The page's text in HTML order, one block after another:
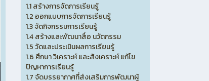
1.1 สร้างการจัดการเรียนรู้
1.2 ออกแบบการจัดการเรียนรู้
1.3 จัดกิจกรรมการเรียนรู้
1.4 สร้างและพัฒนาสื่อ นวัตกรรม
1.5 วัดและประเมินผลการเรียนรู้
1.6 ศึกษา วิเคราะห์ และสังเคราะห์ แก้ไข
ปัญหาการเรียนรู้
1.7 จัดบรรยากาศที่ส่งเสริมการพัฒนาผู้